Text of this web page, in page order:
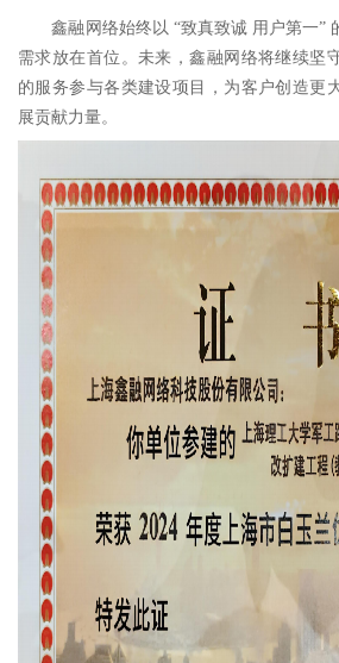
鑫融网络始终以 “致真致诚 用户第一”
需求放在首位。未来，鑫融网络将继续坚
的服务参与各类建设项目，为客户创造更
展贡献力量。